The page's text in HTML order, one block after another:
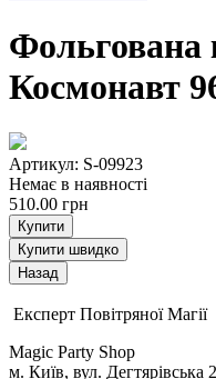
Фольгована
Космонавт
Артикул: S-09923
Немає в наявності
510.00 грн
Купити
Купити швидко
Експерт Повітряної Магії
Magic Party Shop
м. Київ, вул. Дегтярівська